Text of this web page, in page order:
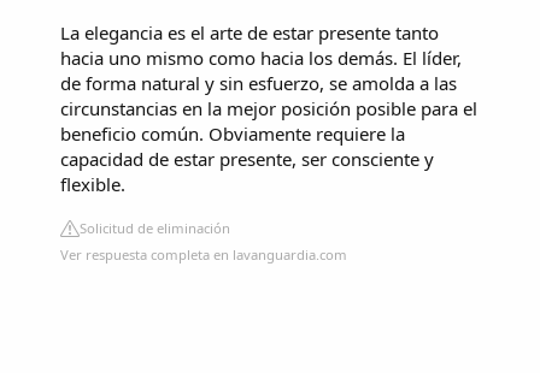
La elegancia es el arte de estar presente tanto
hacia uno mismo como hacia los demás. El líder,
de forma natural y sin esfuerzo, se amolda a las
circunstancias en la mejor posición posible para el
beneficio común. Obviamente requiere la
capacidad de estar presente, ser consciente y
flexible.
Solicitud de eliminación
Ver respuesta completa en lavanguardia.com